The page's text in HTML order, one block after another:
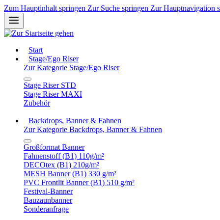
Zum Hauptinhalt springen Zur Suche springen Zur Hauptnavigation
Start
Stage/Ego Riser
Zur Kategorie Stage/Ego Riser
Stage Riser STD
Stage Riser MAXI
Zubehör
Backdrops, Banner & Fahnen
Zur Kategorie Backdrops, Banner & Fahnen
Großformat Banner
Fahnenstoff (B1) 110g/m²
DECOtex (B1) 210g/m²
MESH Banner (B1) 330 g/m²
PVC Frontlit Banner (B1) 510 g/m²
Festival-Banner
Bauzaunbanner
Sonderanfrage